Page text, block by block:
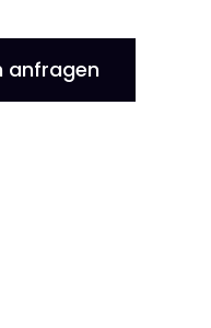
anfragen